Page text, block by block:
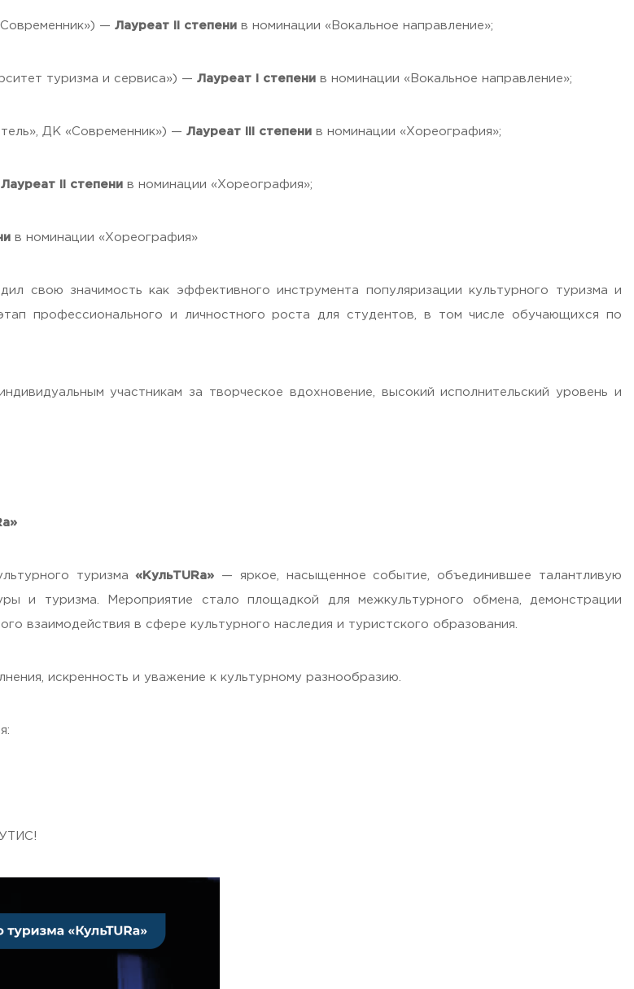
— Лауреат II степени в номинации «Вокальное направление»;
туризма и сервиса») — Лауреат I степени в номинации «Вокальное направление»;
ДК «Современник») — Лауреат III степени в номинации «Хореография»;
Лауреат II степени в номинации «Хореография»;
в номинации «Хореография»
свою значимость как эффективного инструмента популяризации культурного туризма и
профессионального и личностного роста для студентов, в том числе обучающихся по
участникам за творческое вдохновение, высокий исполнительский уровень и
туризма «КульTURa» — яркое, насыщенное событие, объединившее талантливую
и туризма. Мероприятие стало площадкой для межкультурного обмена, демонстрации
взаимодействия в сфере культурного наследия и туристского образования.
искренность и уважение к культурному разнообразию.